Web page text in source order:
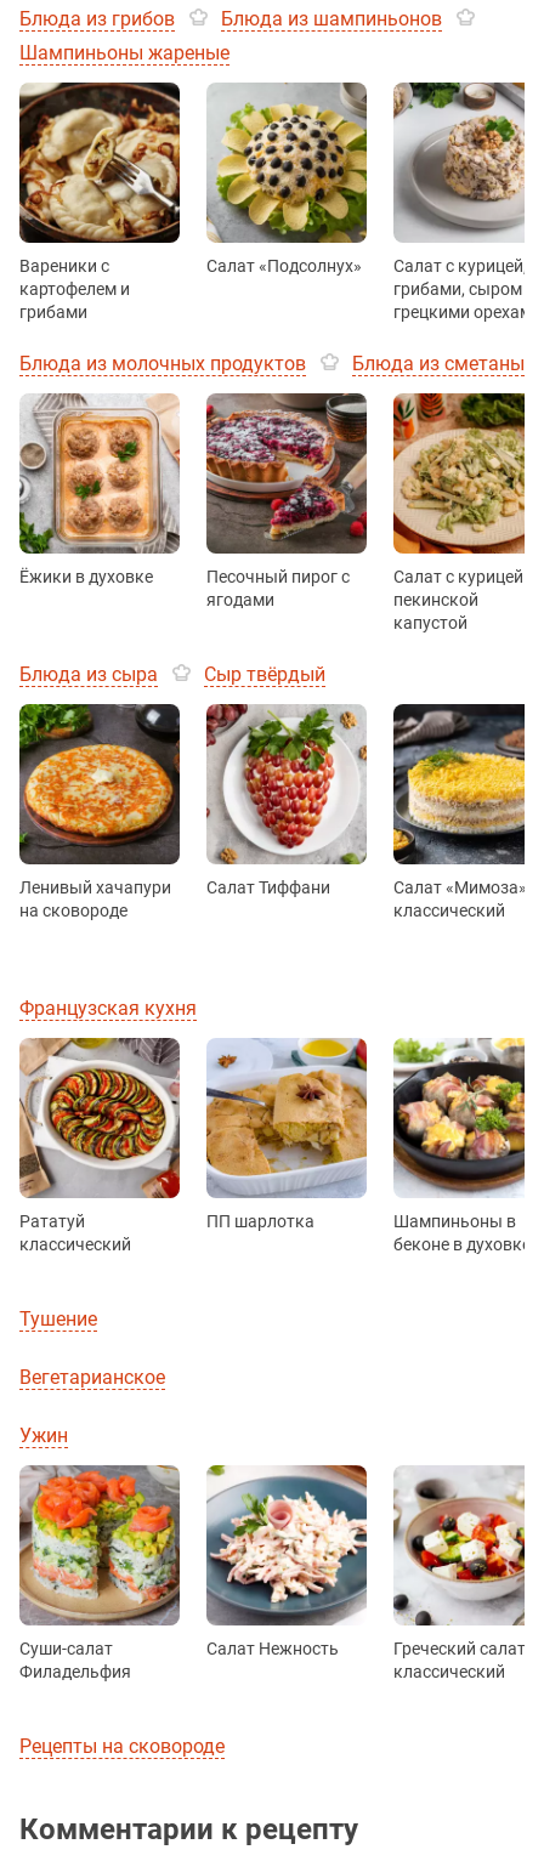
Блюда из грибов
Блюда из шампиньонов
Шампиньоны жареные
Вареники с
картофелем и
грибами
Салат «Подсолнух»
Салат с курицей,
грибами, сыром и
грецкими орехами
Блюда из молочных продуктов Блюда из сметаны
Ёжики в духовке
Песочный пирог с
ягодами
Салат с курицей и
пекинской
капустой
Блюда из сыра Сыр твёрдый
Ленивый хачапури
на сковороде
Салат Тиффани
Салат «Мимоза»
классический
Французская кухня
Рататуй
классический
ПП шарлотка
Шампиньоны в
беконе в духовке
Тушение
Вегетарианское
Ужин
Суши-салат
Филадельфия
Салат Нежность
Греческий салат
классический
Рецепты на сковороде
Комментарии к рецепту